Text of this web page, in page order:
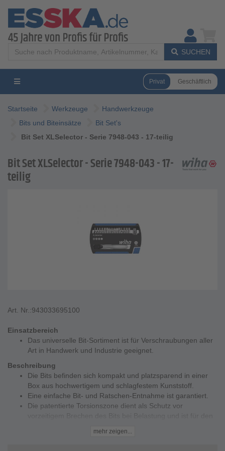
SUCHEN
Privat Geschäftlich
Startseite Werkzeuge
Handwerkzeuge
Bits und Biteinsätze
Bit Set's
Bit Set XLSelector - Serie 7948-043 - 17-teilig
Bit Set XLSelector - Serie 7948-043 - 17-
teilig
Art. Nr.:943033695100
Einsatzbereich
Das universelle Bit-Sortiment ist für Verschraubungen aller
Art in Handwerk und Industrie geeignet.
Beschreibung
Die Bits befinden sich kompakt und platzsparend in einer
Box aus hochwertigem und schlagfestem Kunststoff.
Eine einfache Bit- und Ratschen-Entnahme ist garantiert.
Die patentierte Torsionszone dient als Schutz vor
Der Bithalter ist ein Universalhalter mit 1/4 Zoll und ist
mehr zeigen...